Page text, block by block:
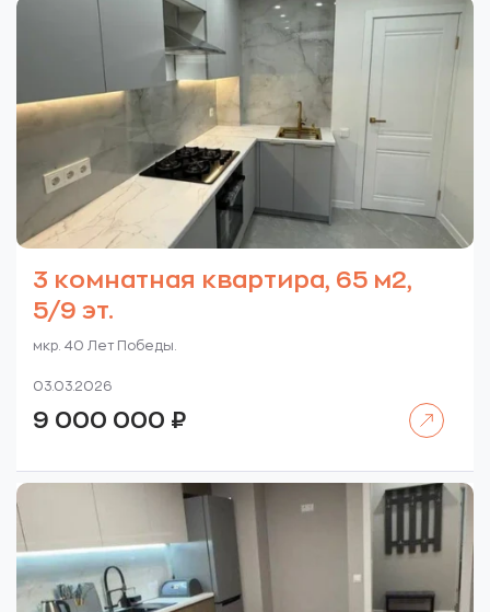
3 комнатная квартира, 65 м2,
5/9 эт.
мкр. 40 Лет Победы.
03.03.2026
9 000 000 ₽